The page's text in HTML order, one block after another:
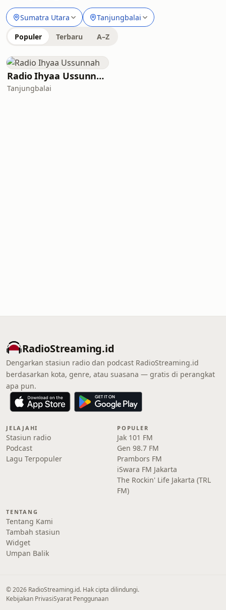
Sumatra Utara Tanjungbalai
Populer Terbaru A–Z
Radio Ihyaa Ussunnah
Tanjungbalai
RadioStreaming.id
Dengarkan stasiun radio dan podcast RadioStreaming.id
berdasarkan kota, genre, atau suasana — gratis di perangkat
apa pun.
JELAJAHI
Stasiun radio
Podcast
Lagu Terpopuler
POPULER
Jak 101 FM
Gen 98.7 FM
Prambors FM
iSwara FM Jakarta
The Rockin' Life Jakarta (TRL
FM)
TENTANG
Tentang Kami
Tambah stasiun
Widget
Umpan Balik
© 2026 RadioStreaming.id. Hak cipta dilindungi.
Kebijakan PrivasiSyarat Penggunaan